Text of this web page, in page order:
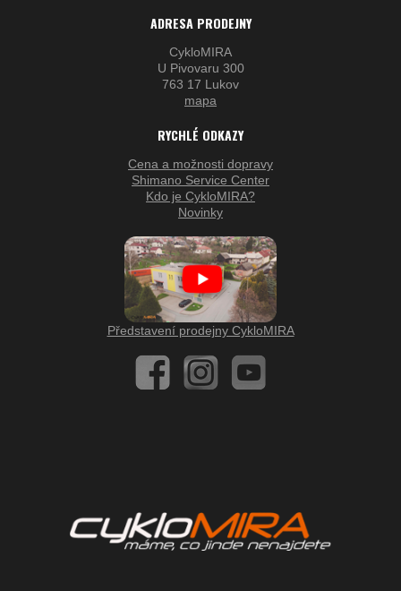
ADRESA PRODEJNY
CykloMIRA
U Pivovaru 300
763 17 Lukov
mapa
RYCHLÉ ODKAZY
Cena a možnosti dopravy
Shimano Service Center
Kdo je CykloMIRA?
Novinky
Představení prodejny CykloMIRA